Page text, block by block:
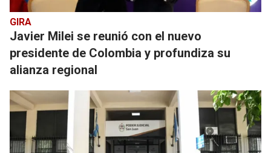
GIRA
Javier Milei se reunió con el nuevo
presidente de Colombia y profundiza su
alianza regional